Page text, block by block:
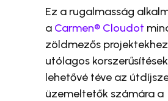
Ez a rugalmasság
a Carmen® Cloudot
zöldmezős
utólagos
lehetővé téve az
üzemeltetők számára a